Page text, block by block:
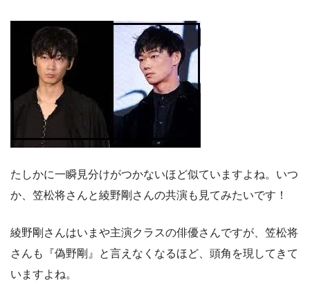
たしかに一瞬見分けがつかないほど似ていますよね。いつ
か、笠松将さんと綾野剛さんの共演も見てみたいです！
綾野剛さんはいまや主演クラスの俳優さんですが、笠松将
さんも『偽野剛』と言えなくなるほど、頭角を現してきて
いますよね。